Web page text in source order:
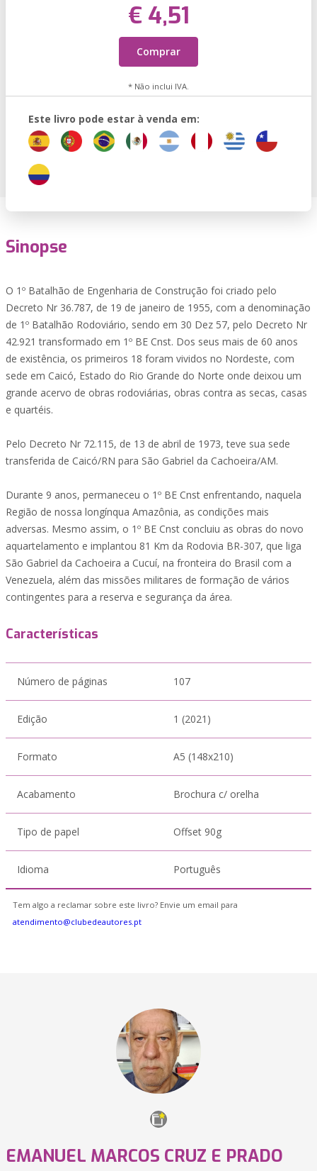
€ 4,51
Comprar
* Não inclui IVA.
Este livro pode estar à venda em:
Sinopse
O 1º Batalhão de Engenharia de Construção foi criado pelo
Decreto Nr 36.787, de 19 de janeiro de 1955, com a denominação
de 1º Batalhão Rodoviário, sendo em 30 Dez 57, pelo Decreto Nr
42.921 transformado em 1º BE Cnst. Dos seus mais de 60 anos
de existência, os primeiros 18 foram vividos no Nordeste, com
sede em Caicó, Estado do Rio Grande do Norte onde deixou um
grande acervo de obras rodoviárias, obras contra as secas, casas
e quartéis.
Pelo Decreto Nr 72.115, de 13 de abril de 1973, teve sua sede
transferida de Caicó/RN para São Gabriel da Cachoeira/AM.
Durante 9 anos, permaneceu o 1º BE Cnst enfrentando, naquela
Região de nossa longínqua Amazônia, as condições mais
adversas. Mesmo assim, o 1º BE Cnst concluiu as obras do novo
aquartelamento e implantou 81 Km da Rodovia BR-307, que liga
São Gabriel da Cachoeira a Cucuí, na fronteira do Brasil com a
Venezuela, além das missões militares de formação de vários
contingentes para a reserva e segurança da área.
Características
Número de páginas 107
Edição 1 (2021)
Formato A5 (148x210)
Acabamento Brochura c/ orelha
Tipo de papel Offset 90g
Idioma Português
Tem algo a reclamar sobre este livro? Envie um email para
atendimento@clubedeautores.pt
EMANUEL MARCOS CRUZ E PRADO